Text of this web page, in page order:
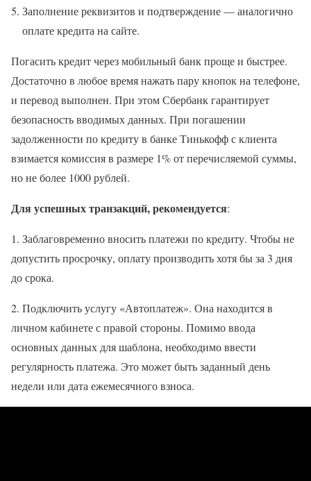
Заполнение реквизитов и подтверждение — аналогично
оплате кредита на сайте.
Погасить кредит через мобильный банк проще и быстрее.
Достаточно в любое время нажать пару кнопок на телефоне,
и перевод выполнен. При этом Сбербанк гарантирует
безопасность вводимых данных. При погашении
задолженности по кредиту в банке Тинькофф с клиента
взимается комиссия в размере 1% от перечисляемой суммы,
но не более 1000 рублей.
Для успешных транзакций, рекомендуется:
1. Заблаговременно вносить платежи по кредиту. Чтобы не
допустить просрочку, оплату производить хотя бы за 3 дня
до срока.
2. Подключить услугу «Автоплатеж». Она находится в
личном кабинете с правой стороны. Помимо ввода
основных данных для шаблона, необходимо ввести
регулярность платежа. Это может быть заданный день
недели или дата ежемесячного взноса.